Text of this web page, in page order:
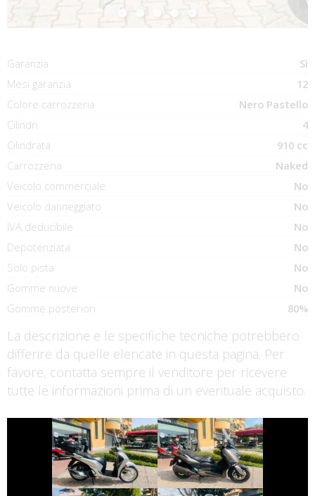
Garanzia
Sì
Mesi garanzia
12
Colore carrozzeria
Nero Pastello
Cilindri
4
Cilindrata
910 cc
Carrozzeria
Naked
Veicolo commerciale
No
Veicolo danneggiato
No
IVA deducibile
No
Depotenziata
No
Solo pista
No
Gomme nuove
No
Gomme posteriori
80%
La descrizione e le specifiche tecniche potrebbero
differire da quelle elencate in questa pagina. Per
favore, contatta sempre il venditore per ricevere
tutte le informazioni prima di un eventuale acquisto.
HONDA SH YAMAHA XMAX
€ 5.990 € € 2.350 €